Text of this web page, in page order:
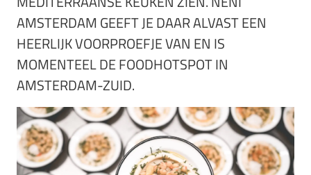
AMSTERDAM GEEFT JE DAAR ALVAST EEN
HEERLIJK VOORPROEFJE VAN EN IS
MOMENTEEL DE FOODHOTSPOT IN
AMSTERDAM-ZUID.